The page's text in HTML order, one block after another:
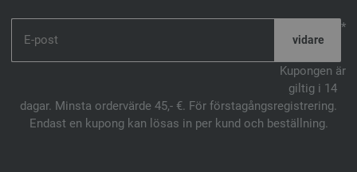
*
Kupongen är
giltig i 14
dagar. Minsta ordervärde 45,- €. För förstagångsregistrering.
Endast en kupong kan lösas in per kund och beställning.